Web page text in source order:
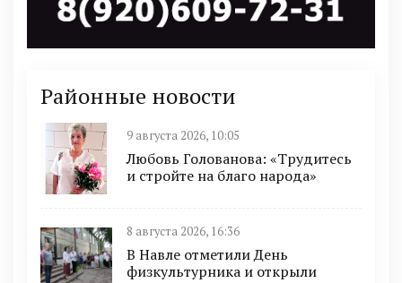
Районные новости
9 августа 2026, 10:05
Любовь Голованова: «Трудитесь
и стройте на благо народа»
8 августа 2026, 16:36
В Навле отметили День
физкультурника и открыли